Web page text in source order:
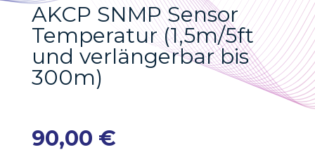
AKCP SNMP Sensor
Temperatur (1,5m/5ft
und verlängerbar bis
300m)
90,00 €